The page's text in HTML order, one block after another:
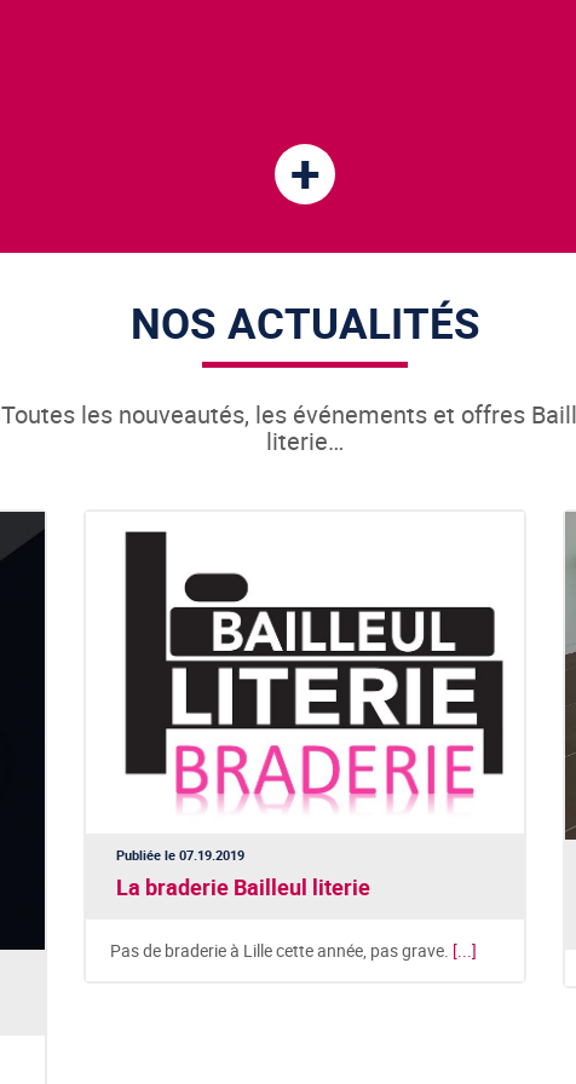
+
NOS ACTUALITÉS
Toutes les nouveautés, les événements et offres
literie…
Publiée le 07.19.2019
La braderie Bailleul literie
Pas de braderie à Lille cette année, pas grave. [...]